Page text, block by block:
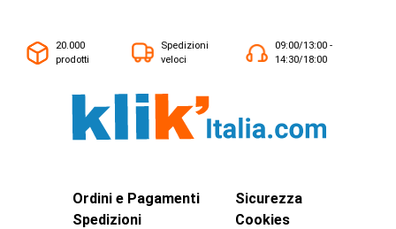
20.000
prodotti
Spedizioni
veloci
09:00/13:00 -
14:30/18:00
Ordini e Pagamenti
Spedizioni
Sicurezza
Cookies